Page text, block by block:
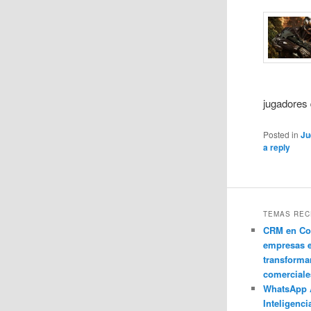
Posted in
a reply
TEMAS
CRM en
empresas
WhatsApp